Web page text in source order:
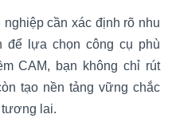
cần xác định rõ nhu
để lựa chọn công cụ phù
CAM, bạn không chỉ rút
tạo nền tảng vững chắc
tương lai.